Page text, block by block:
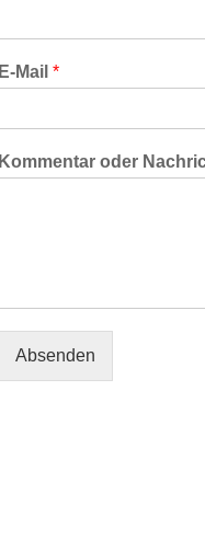
E-Mail*
Kommentar oder
Absenden